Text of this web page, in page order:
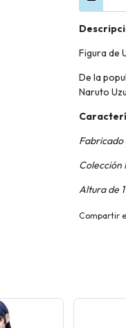
Figura de
De la
Naruto
Fabricado
Colección
Altura de
Compartir